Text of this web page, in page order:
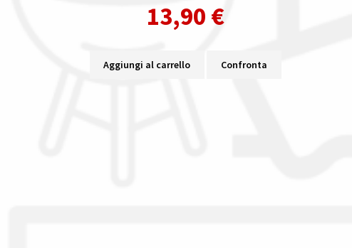
13,90 €
Aggiungi al carrello Confronta